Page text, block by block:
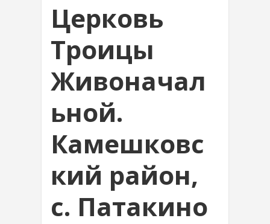
Церковь
Троицы
Живоначал
ьной.
Камешковс
кий район,
с. Патакино